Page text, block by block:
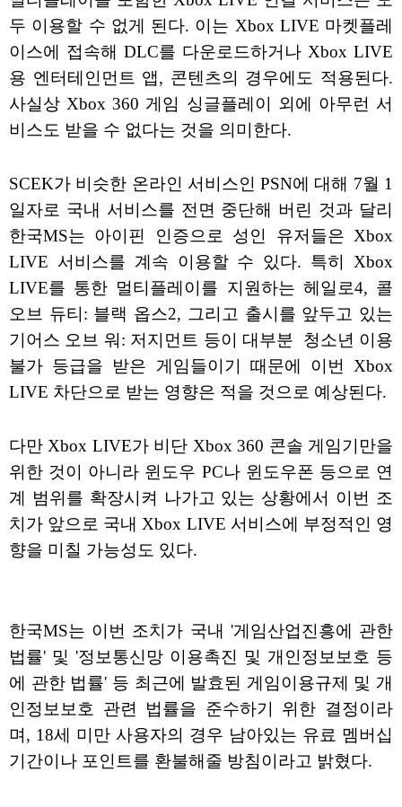
두 이용할 수 없게 된다. 이는 Xbox LIVE 마켓플레
이스에 접속해 DLC를 다운로드하거나 Xbox LIVE
용 엔터테인먼트 앱, 콘텐츠의 경우에도 적용된다.
사실상 Xbox 360 게임 싱글플레이 외에 아무런 서
비스도 받을 수 없다는 것을 의미한다.
SCEK가 비슷한 온라인 서비스인 PSN에 대해 7월 1
일자로 국내 서비스를 전면 중단해 버린 것과 달리
한국MS는 아이핀 인증으로 성인 유저들은 Xbox
LIVE 서비스를 계속 이용할 수 있다. 특히 Xbox
LIVE를 통한 멀티플레이를 지원하는 헤일로4, 콜
오브 듀티: 블랙 옵스2, 그리고 출시를 앞두고 있는
기어스 오브 워: 저지먼트 등이 대부분 청소년 이용
불가 등급을 받은 게임들이기 때문에 이번 Xbox
LIVE 차단으로 받는 영향은 적을 것으로 예상된다.
다만 Xbox LIVE가 비단 Xbox 360 콘솔 게임기만을
위한 것이 아니라 윈도우 PC나 윈도우폰 등으로 연
계 범위를 확장시켜 나가고 있는 상황에서 이번 조
치가 앞으로 국내 Xbox LIVE 서비스에 부정적인 영
향을 미칠 가능성도 있다.
한국MS는 이번 조치가 국내 '게임산업진흥에 관한
법률' 및 '정보통신망 이용촉진 및 개인정보보호 등
에 관한 법률' 등 최근에 발효된 게임이용규제 및 개
인정보보호 관련 법률을 준수하기 위한 결정이라
며, 18세 미만 사용자의 경우 남아있는 유료 멤버십
기간이나 포인트를 환불해줄 방침이라고 밝혔다.